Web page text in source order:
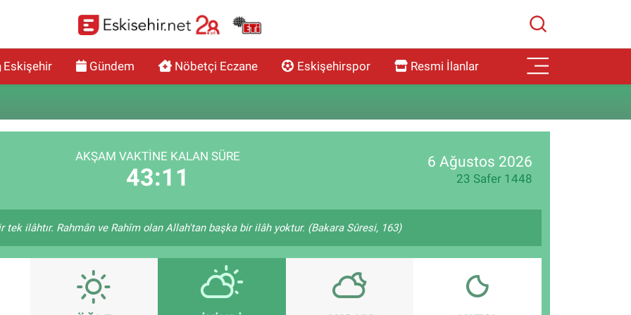
Eskişehir Gündem Nöbetçi Eczane Eskişehirspor Resmi İlanlar
AKŞAM VAKTINE KALAN SÜRE
43:10
6 Ağustos 2026
23 Safer 1448
tek ilâhtır. Rahmân ve Rahîm olan Allah'tan başka bir ilâh yoktur. (Bakara Sûresi, 163)